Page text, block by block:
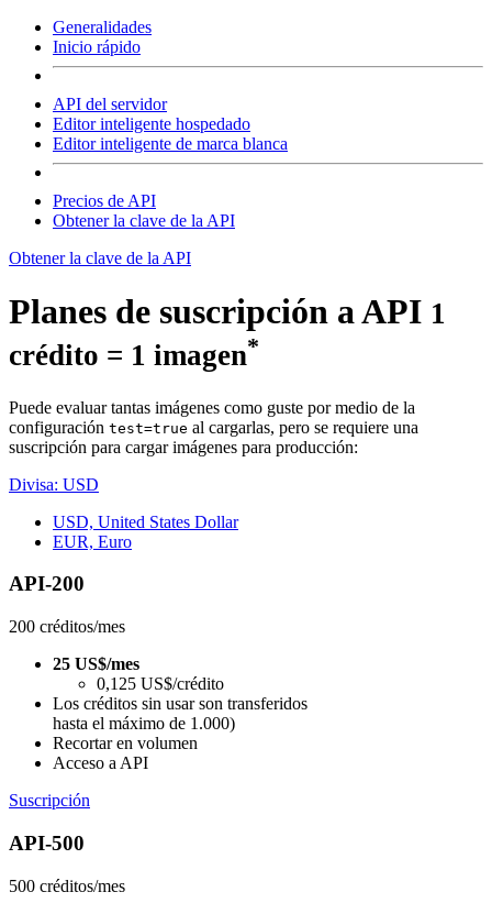
Generalidades
Inicio rápido
API del servidor
Editor inteligente hospedado
Editor inteligente de marca blanca
Precios de API
Obtener la clave de la API
Obtener la clave de la API
Planes de suscripción a API 1
crédito = 1 imagen*
Puede evaluar tantas imágenes como guste por medio de la
configuración test=true al cargarlas, pero se requiere una
suscripción para cargar imágenes para producción:
Divisa: USD
USD, United States Dollar
EUR, Euro
API-200
200 créditos/mes
25 US$/mes
0,125 US$/crédito
Los créditos sin usar son transferidos
hasta el máximo de 1.000)
Recortar en volumen
Acceso a API
Suscripción
API-500
500 créditos/mes